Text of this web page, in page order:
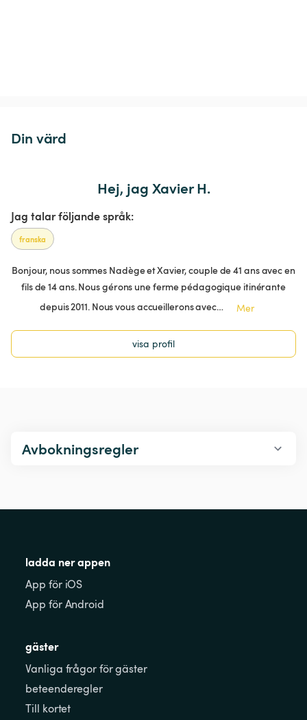
Din värd
Hej, jag Xavier H.
Jag talar följande språk:
franska
Bonjour, nous sommes Nadège et Xavier, couple de 41 ans avec en
fils de 14 ans. Nous gérons une ferme pédagogique itinérante
depuis 2011. Nous vous accueillerons avec…
Mer
visa profil
Avbokningsregler
ladda ner appen
App för iOS
App för Android
gäster
Vanliga frågor för gäster
beteenderegler
Till kortet